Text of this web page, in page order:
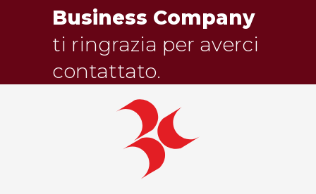
Business Company
ti ringrazia per averci
contattato.